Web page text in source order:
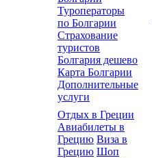
Туроператоры
по Болгарии
Страхование
туристов
Болгария дешево
Карта Болгарии
Дополнительные
услуги
Отдых в Греции
Авиабилеты в
Грецию Виза в
Грецию Шоп